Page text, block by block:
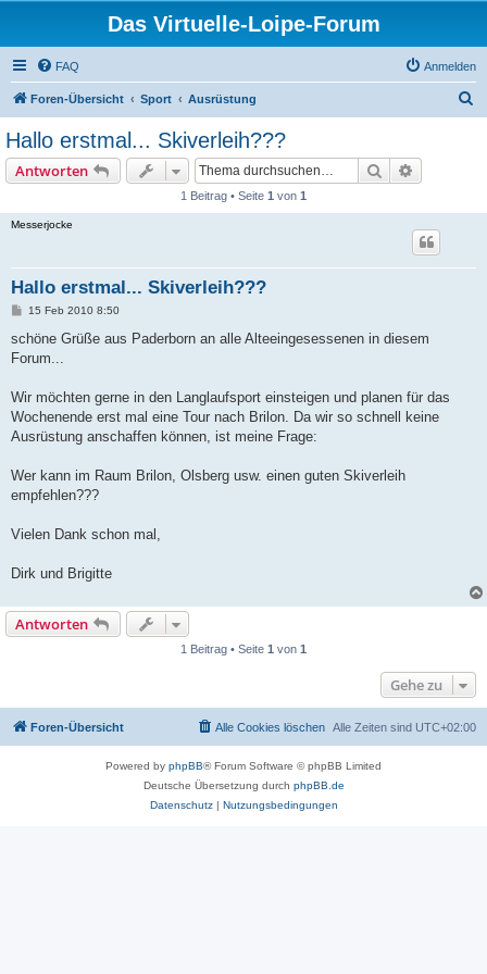
Das Virtuelle-Loipe-Forum
FAQ Anmelden
Foren-Übersicht Sport Ausrüstung
Hallo erstmal... Skiverleih???
Antworten Suche
1 Beitrag • Seite 1 von 1
Messerjocke
Hallo erstmal... Skiverleih???
B
i
r
15 Feb 2010 8:50
schöne Grüße aus Paderborn an alle Alteeingesessenen in diesem
Forum...
Wir möchten gerne in den Langlaufsport einsteigen und planen für das
Wochenende erst mal eine Tour nach Brilon. Da wir so schnell keine
Ausrüstung anschaffen können, ist meine Frage:
Wer kann im Raum Brilon, Olsberg usw. einen guten Skiverleih
empfehlen???
Vielen Dank schon mal,
Dirk und Brigitte
Antworten
1 Beitrag • Seite 1 von 1
Gehe zu
Foren-Übersicht Alle Zeiten sind UTC+02:00
Alle Cookies löschen
Powered by phpBB® Forum Software © phpBB Limited
Deutsche Übersetzung durch phpBB.de
Datenschutz| Nutzungsbedingungen